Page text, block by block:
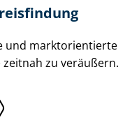
und markt­ori­en­tier­te
zu veräußern.